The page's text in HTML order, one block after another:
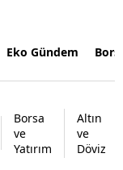
Eko Gündem
Borsa
ve
Yatırım
Altın
ve
Döviz